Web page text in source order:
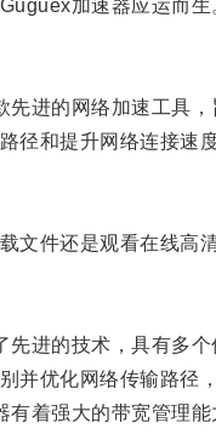
加速器应运而生
的网络加速工具，
和提升网络连接速度
件还是观看在线高清
进的技术，具有多个
优化网络传输路径，
强大的带宽管理能